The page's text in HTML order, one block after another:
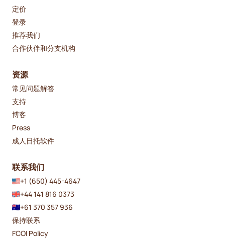
定价
登录
推荐我们
合作伙伴和分支机构
资源
常见问题解答
支持
博客
Press
成人日托软件
联系我们
+1 (650) 445-4647
+44 141 816 0373
+61 370 357 936
保持联系
FCOI Policy